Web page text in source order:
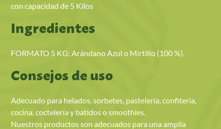
con capacidad de 5 Kilos
Ingredientes
FORMATO 5 KG: Arándano Azul o Mirtillo (100 %).
Consejos de uso
Adecuado para helados, sorbetes, pastelería, confitería,
cocina, coctelería y batidos o smoothies.
Nuestros productos son adecuados para una amplia